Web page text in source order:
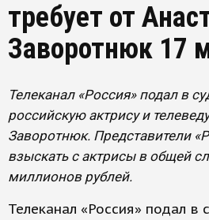
требует от
Заворотнюк 17
Телеканал «Россия» подал в
российскую актрису и
Заворотнюк. Представители
взыскать с актрисы в общей
миллионов рублей.
Телеканал «Россия» подал в